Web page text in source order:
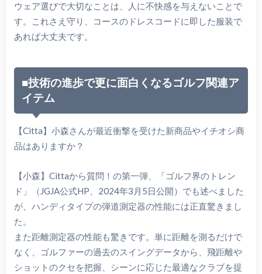
ウェア選びで大切なことは、人に不快感を与えないことで
す。これさえ守り、コースのドレスコードに即した服装で
あれば大丈夫です。
■技術の進歩で更に面白くなるゴルフ関連ア
イテム
【Citta】小森さんが最近衝撃を受けた新商品やイチオシ商
品はありますか？
【小森】Cittaから質問！の第一弾、「ゴルフ界のトレン
ド」（JGJA公式HP、2024年3月5日公開）でも述べました
が、ハンディタイプの弾道測定器の性能には正直驚きまし
た。
また距離測定器の性能も驚きです。単に距離を測るだけで
なく、ゴルファーの過去のスイングデータから、飛距離や
ショットのクセを把握、シーンに応じた最適なクラブを提